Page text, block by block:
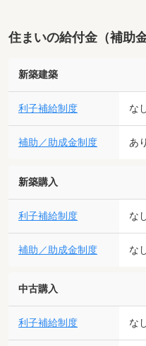
住まいの給付金（補助
新築建築
利子補給制度 な
補助／助成金制度 あり
新築購入
利子補給制度 な
補助／助成金制度 な
中古購入
利子補給制度 な